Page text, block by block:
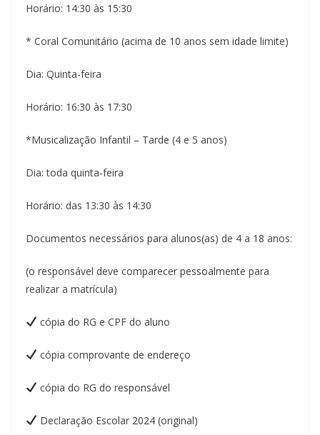
Horário: 14:30 às 15:30
* Coral Comunitário (acima de 10 anos sem idade limite)
Dia: Quinta-feira
Horário: 16:30 às 17:30
*Musicalização Infantil – Tarde (4 e 5 anos)
Dia: toda quinta-feira
Horário: das 13:30 às 14:30
Documentos necessários para alunos(as) de 4 a 18 anos:
(o responsável deve comparecer pessoalmente para
realizar a matrícula)
cópia do RG e CPF do aluno
cópia comprovante de endereço
cópia do RG do responsável
Declaração Escolar 2024 (original)